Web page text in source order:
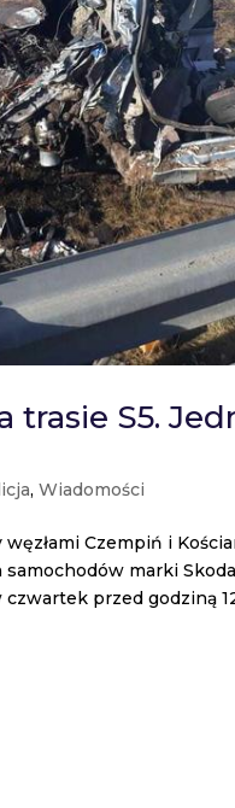
S5.
,Wiadomości
Czempiń i
marki
przed godziną 12